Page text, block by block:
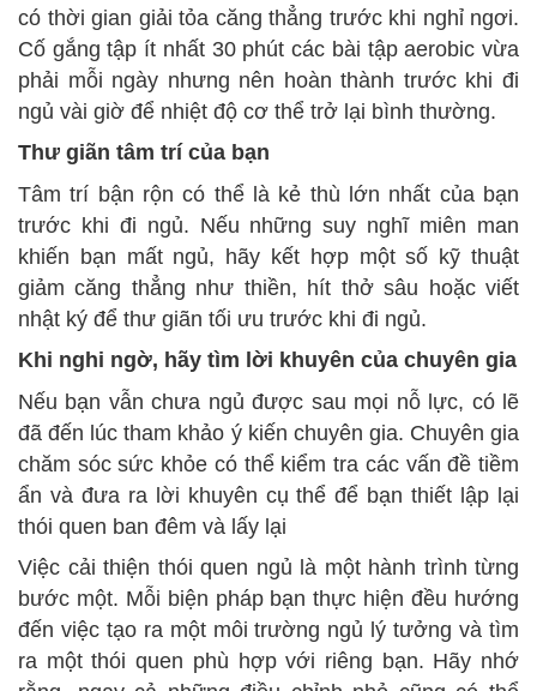
có thời gian giải tỏa căng thẳng trước khi nghỉ ngơi.
Cố gắng tập ít nhất 30 phút các bài tập aerobic vừa
phải mỗi ngày nhưng nên hoàn thành trước khi đi
ngủ vài giờ để nhiệt độ cơ thể trở lại bình thường.
Thư giãn tâm trí của bạn
Tâm trí bận rộn có thể là kẻ thù lớn nhất của bạn
trước khi đi ngủ. Nếu những suy nghĩ miên man
khiến bạn mất ngủ, hãy kết hợp một số kỹ thuật
giảm căng thẳng như thiền, hít thở sâu hoặc viết
nhật ký để thư giãn tối ưu trước khi đi ngủ.
Khi nghi ngờ, hãy tìm lời khuyên của chuyên gia
Nếu bạn vẫn chưa ngủ được sau mọi nỗ lực, có lẽ
đã đến lúc tham khảo ý kiến ​​chuyên gia. Chuyên gia
chăm sóc sức khỏe có thể kiểm tra các vấn đề tiềm
ẩn và đưa ra lời khuyên cụ thể để bạn thiết lập lại
thói quen ban đêm và lấy lại
Việc cải thiện thói quen ngủ là một hành trình từng
bước một. Mỗi biện pháp bạn thực hiện đều hướng
đến việc tạo ra một môi trường ngủ lý tưởng và tìm
ra một thói quen phù hợp với riêng bạn. Hãy nhớ